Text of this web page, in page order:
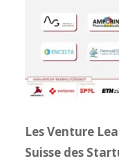
Les Venture
Suisse des